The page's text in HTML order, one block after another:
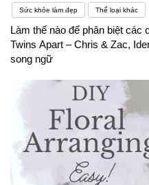
Sức khỏe làm đẹp Thể loại khác
Làm thế nào để phân biệt các
Twins Apart – Chris & Zac,
song ngữ